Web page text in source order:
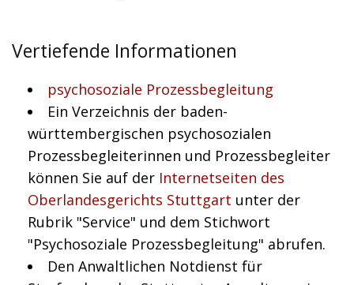
Vertiefende Informationen
psychosoziale Prozessbegleitung
Ein Verzeichnis der baden-
württembergischen psychosozialen
Prozessbegleiterinnen und Prozessbegleiter
können Sie auf der Internetseiten des
Oberlandesgerichts Stuttgart unter der
Rubrik "Service" und dem Stichwort
"Psychosoziale Prozessbegleitung" abrufen.
Den Anwaltlichen Notdienst für